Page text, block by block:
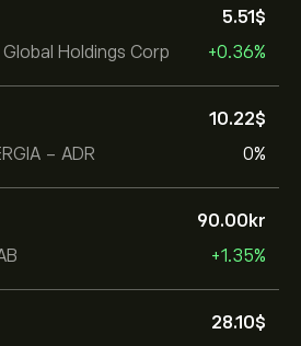
Global Holdings Corp
5.51‎$‎
+0.36%
- ADR
10.22‎$‎
0%
90.00‎kr‎
+1.35%
28.10‎$‎